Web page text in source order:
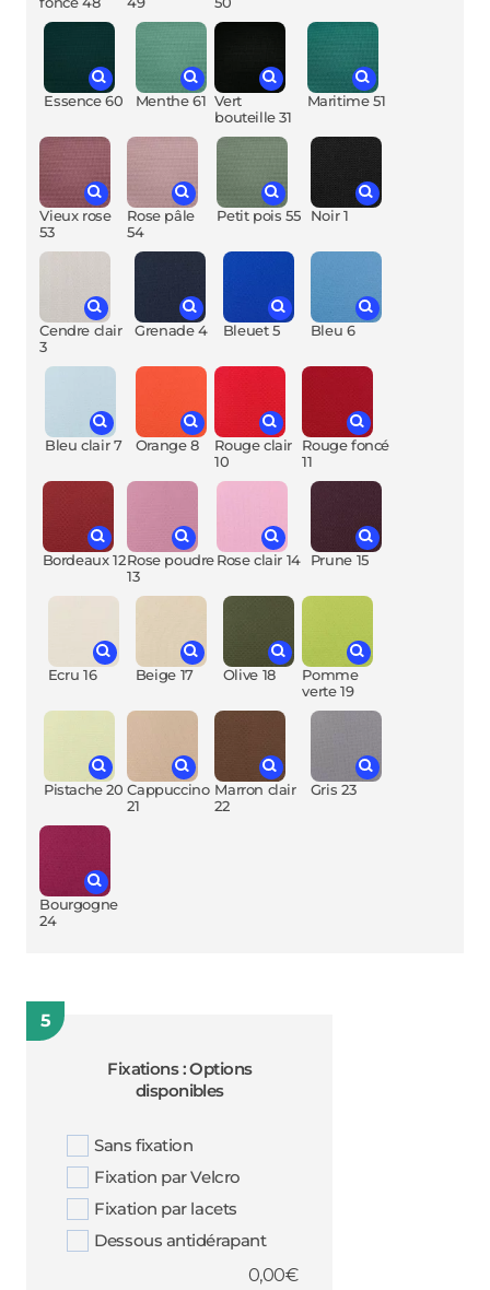
Essence 60 Menthe 61 Vert
bouteille 31
Maritime 51
Vieux rose
53
Rose pâle
54
Petit pois 55 Noir 1
Cendre clair
3
Grenade 4 Bleuet 5 Bleu 6
Bleu clair 7 Orange 8
Rouge clair
10
Rouge foncé
11
Bordeaux 12Rose poudre
13
Rose clair 14 Prune 15
Ecru 16 Beige 17 Olive 18
Pomme
verte 19
Pistache 20 Cappuccino
21
Marron clair
22
Gris 23
Bourgogne
24
5
Fixations : Options
disponibles
Sans fixation
Fixation par Velcro
Fixation par lacets
Dessous antidérapant
0,00€